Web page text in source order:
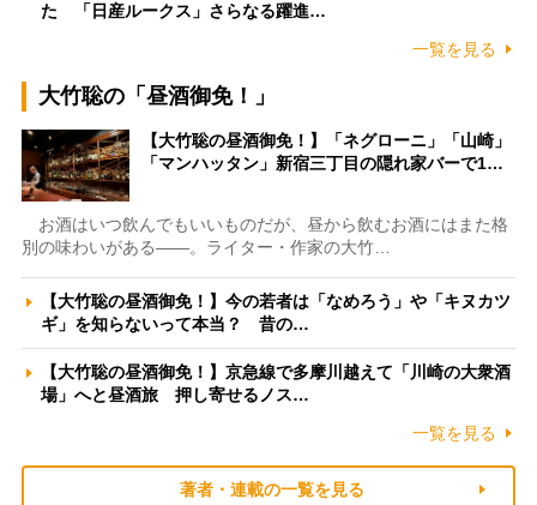
た 「日産ルークス」さらなる躍進…
一覧を見る
大竹聡の「昼酒御免！」
【大竹聡の昼酒御免！】「ネグローニ」「山崎」
「マンハッタン」新宿三丁目の隠れ家バーで1…
お酒はいつ飲んでもいいものだが、昼から飲むお酒にはまた格
別の味わいがある――。ライター・作家の大竹…
【大竹聡の昼酒御免！】今の若者は「なめろう」や「キヌカツ
ギ」を知らないって本当？ 昔の…
【大竹聡の昼酒御免！】京急線で多摩川越えて「川崎の大衆酒
場」へと昼酒旅 押し寄せるノス…
一覧を見る
著者・連載の一覧を見る